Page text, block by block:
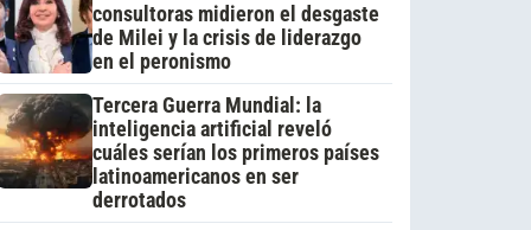
consultoras midieron el desgaste
de Milei y la crisis de liderazgo
en el peronismo
Tercera Guerra Mundial: la
inteligencia artificial reveló
cuáles serían los primeros países
latinoamericanos en ser
derrotados